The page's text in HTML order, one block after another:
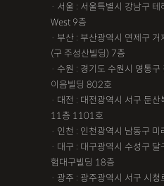
· 서울 : 서울특별시 강남구
West 9층
· 부산 : 부산광역시 연제구
(구 주성산빌딩) 7층
· 수원 : 경기도 수원시 영통
이음빌딩 802호
· 대전 : 대전광역시 서구 둔
11층 1101호
· 인천 : 인천광역시 남동구
· 대구 : 대구광역시 수성구
험대구빌딩 18층
· 광주 : 광주광역시 서구 시